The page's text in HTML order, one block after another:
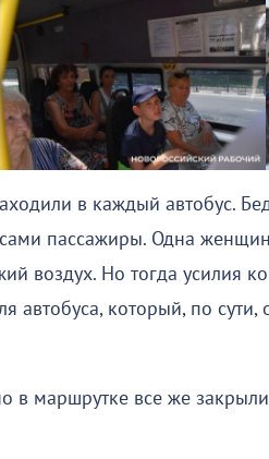
в каждый автобус.
пассажиры. Одна
воздух. Но тогда усилия
автобуса, который, по сути,
в маршрутке все же